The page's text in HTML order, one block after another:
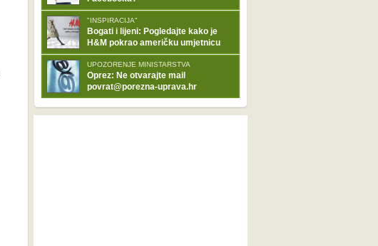
"INSPIRACIJA"
Bogati i lijeni: Pogledajte kako je
H&M pokrao američku umjetnicu
UPOZORENJE MINISTARSTVA
Oprez: Ne otvarajte mail
povrat@porezna-uprava.hr